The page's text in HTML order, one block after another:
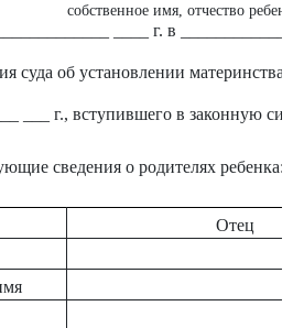
собственное имя, отчество
____ г. в
суда об установлении материнства
___ г., вступившего в законную
сведения о родителях ребенка:
Отец